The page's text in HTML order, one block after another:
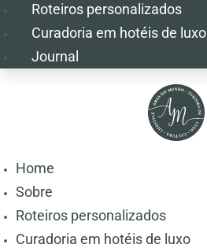
Roteiros personalizados
Curadoria em hotéis de luxo
Journal
Home
Sobre
Roteiros personalizados
Curadoria em hotéis de luxo